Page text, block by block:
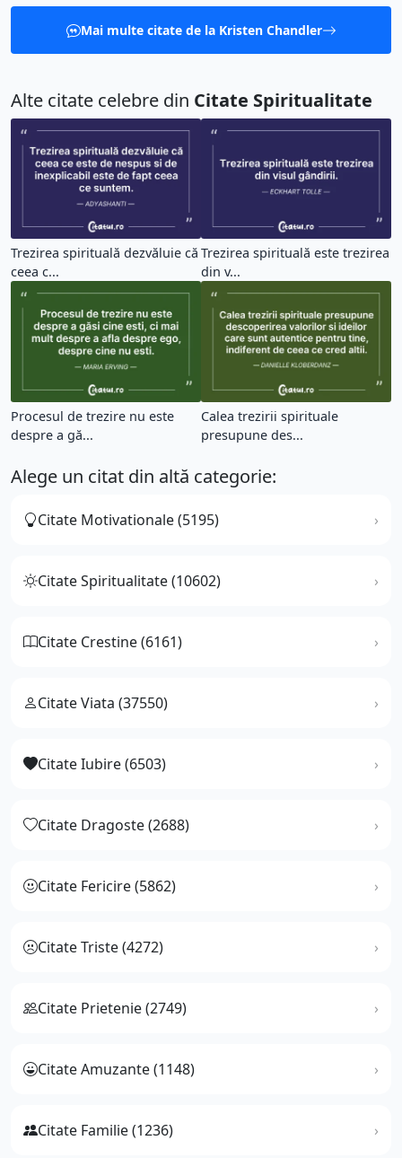
Mai multe citate de la Kristen Chandler
Alte citate celebre din Citate Spiritualitate
Trezirea spirituală dezvăluie că
ceea c...
Trezirea spirituală este trezirea
din v...
Procesul de trezire nu este
despre a gă...
Calea trezirii spirituale
presupune des...
Alege un citat din altă categorie:
Citate Motivationale (5195)
Citate Spiritualitate (10602)
Citate Crestine (6161)
Citate Viata (37550)
Citate Iubire (6503)
Citate Dragoste (2688)
Citate Fericire (5862)
Citate Triste (4272)
Citate Prietenie (2749)
Citate Amuzante (1148)
Citate Familie (1236)